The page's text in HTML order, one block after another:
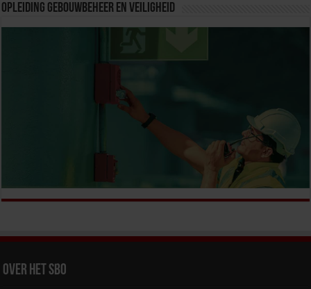
Opleiding Gebouwbeheer en veiligheid
Over het SBO